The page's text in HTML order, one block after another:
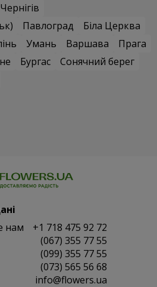
Чернігів
Павлоград
Біла Церква
Умань Варшава
Прага
Бургас
Сонячний берег
нам
+1 718 475 92 72
(067) 355 77 55
(099) 355 77 55
(073) 565 56 68
info@flowers.ua